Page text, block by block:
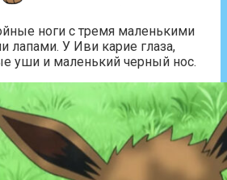
ноги с тремя маленькими
лапами. У Иви карие глаза,
уши и маленький черный нос.